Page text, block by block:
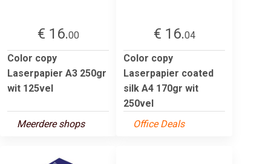
€ 16.00
Color copy
Laserpapier A3 250gr
wit 125vel
Meerdere shops
€ 16.04
Color copy
Laserpapier coated
silk A4 170gr wit
250vel
Office Deals